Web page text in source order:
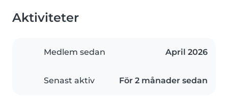
Aktiviteter
Medlem sedan April 2026
Senast aktiv För 2 månader sedan